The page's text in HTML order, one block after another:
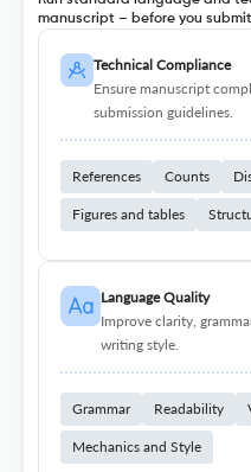
manuscript – before you submit
Technical Compliance
Ensure manuscript
submission guidelines.
References Counts
Figures and tables
Language Quality
Improve clarity,
writing style.
Grammar Readability
Mechanics and Style